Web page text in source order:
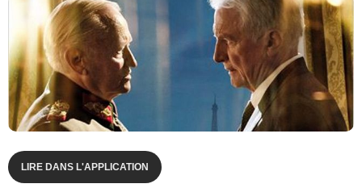
LIRE DANS L'APPLICATION